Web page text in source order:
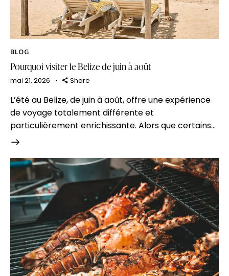
BLOG
Pourquoi visiter le Belize de juin à août
mai 21, 2026 Share
L’été au Belize, de juin à août, offre une expérience
de voyage totalement différente et
particulièrement enrichissante. Alors que certains…